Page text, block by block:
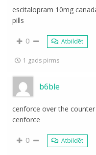
escitalopram 10mg
pills
0 Atbildēt
1 gads pirms
b6ble
cenforce over the
cenforce
0 Atbildēt